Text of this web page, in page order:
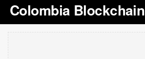
Colombia Blockchain